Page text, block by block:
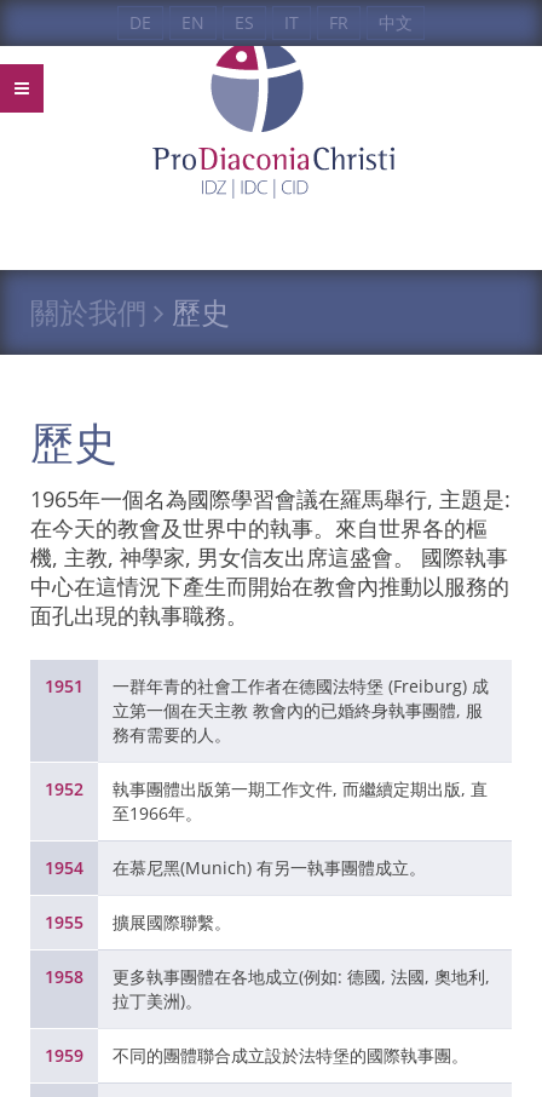
DE EN ES IT FR 中文
關於我們 歷史
歷史
1965年一個名為國際學習會議在羅馬舉行, 主題是:
在今天的教會及世界中的執事。來自世界各的樞
機, 主教, 神學家, 男女信友出席這盛會。 國際執事
中心在這情況下產生而開始在教會內推動以服務的
面孔出現的執事職務。
1951
一群年青的社會工作者在德國法特堡 (Freiburg) 成
立第一個在天主教 教會內的已婚終身執事團體, 服
務有需要的人。
1952
執事團體出版第一期工作文件, 而繼續定期出版, 直
至1966年。
1954 在慕尼黑(Munich) 有另一執事團體成立。
1955 擴展國際聯繫。
1958
更多執事團體在各地成立(例如: 德國, 法國, 奧地利,
拉丁美洲)。
1959 不同的團體聯合成立設於法特堡的國際執事團。